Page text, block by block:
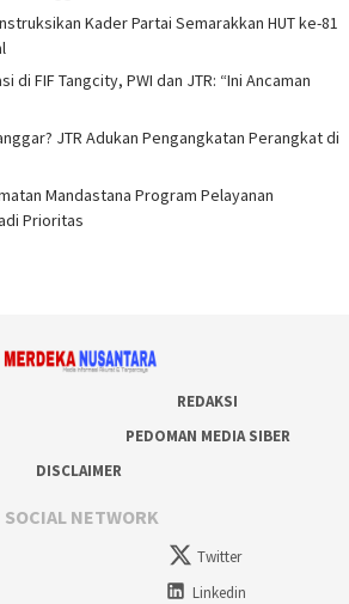
Kader Partai Semarakkan HUT ke-81
di FIF Tangcity, PWI dan JTR: “Ini Ancaman
JTR Adukan Pengangkatan Perangkat di
Mandastana Program Pelayanan
Prioritas
REDAKSI
PEDOMAN MEDIA SIBER
DISCLAIMER
SOCIAL NETWORK
Twitter
Linkedin